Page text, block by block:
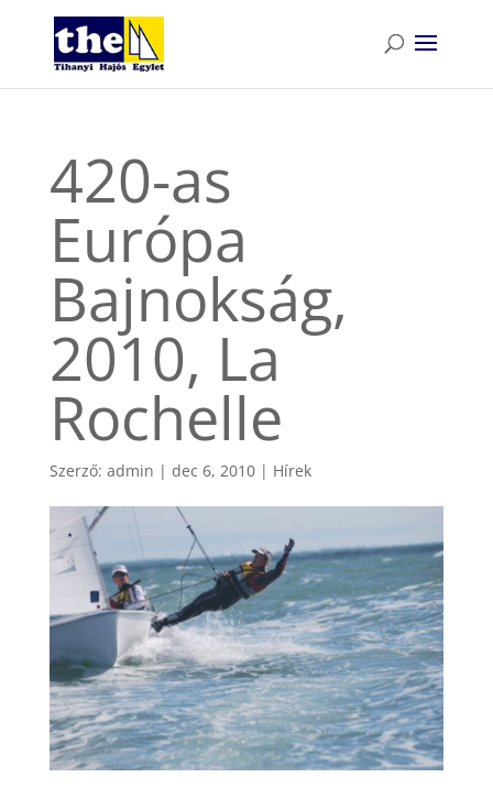
420-as
Európa
Bajnokság,
2010, La
Rochelle
Szerző: admin | dec 6, 2010| Hírek